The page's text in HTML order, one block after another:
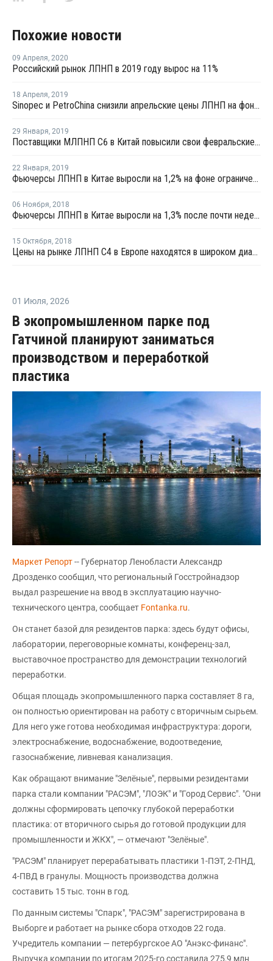
Похожие новости
09 Апреля, 2020
Российский рынок ЛПНП в 2019 году вырос на 11%
18 Апреля, 2019
Sinopec и PetroChina снизили апрельские цены ЛПНП на фоне нисходящего тренда
29 Января, 2019
Поставщики МЛПНП C6 в Китай повысили свои февральские цены
22 Января, 2019
Фьючерсы ЛПНП в Китае выросли на 1,2% на фоне ограниченного предложения со стороны производителей
06 Ноября, 2018
Фьючерсы ЛПНП в Китае выросли на 1,3% после почти недельного снижения
15 Октября, 2018
Цены на рынке ЛПНП С4 в Европе находятся в широком диапазоне
01 Июля, 2026
В экопромышленном парке под
Гатчиной планируют заниматься
производством и переработкой
пластика
Маркет Репорт-- Губернатор Ленобласти Александр
Дрозденко сообщил, что региональный Госстройнадзор
выдал разрешение на ввод в эксплуатацию научно-
технического центра, сообщает Fontanka.ru.
Он станет базой для резидентов парка: здесь будут офисы,
лаборатории, переговорные комнаты, конференц-зал,
выставочное пространство для демонстрации технологий
переработки.
Общая площадь экопромышленного парка составляет 8 га,
он полностью ориентирован на работу с вторичным сырьем.
Для него уже готова необходимая инфраструктура: дороги,
электроснабжение, водоснабжение, водоотведение,
газоснабжение, ливневая канализация.
Как обращают внимание "Зелёные", первыми резидентами
парка стали компании "РАСЭМ", "ЛОЭК" и "Город Сервис". "Они
должны сформировать цепочку глубокой переработки
пластика: от вторичного сырья до готовой продукции для
промышленности и ЖКХ", — отмечают "Зелёные".
"РАСЭМ" планирует перерабатывать пластики 1-ПЭТ, 2-ПНД,
4-ПВД в гранулы. Мощность производства должна
составить 15 тыс. тонн в год.
По данным системы "Спарк", "РАСЭМ" зарегистрирована в
Выборге и работает на рынке сбора отходов 22 года.
Учредитель компании — петербургское АО "Анэкс-финанс".
Выручка компании по итогам 2025-го составила 275,9 млн